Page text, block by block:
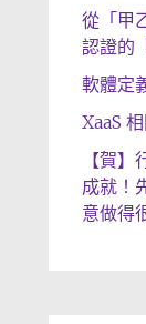
從「甲
認證的
軟體定
XaaS
【賀
成就！
意做得